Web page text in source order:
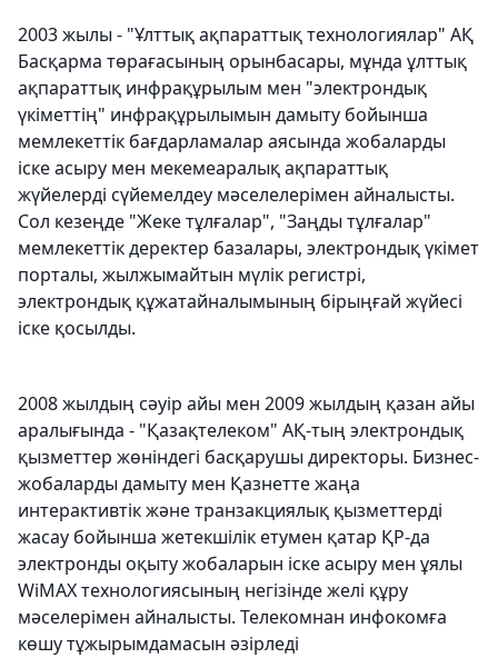
2003 жылы - "Ұлттық ақпараттық технологиялар" АҚ
Басқарма төрағасының орынбасары, мұнда ұлттық
ақпараттық инфрақұрылым мен "электрондық
үкіметтің" инфрақұрылымын дамыту бойынша
мемлекеттік бағдарламалар аясында жобаларды
іске асыру мен мекемеаралық ақпараттық
жүйелерді сүйемелдеу мәселелерімен айналысты.
Сол кезеңде "Жеке тұлғалар", "Заңды тұлғалар"
мемлекеттік деректер базалары, электрондық үкімет
порталы, жылжымайтын мүлік регистрі,
электрондық құжатайналымының бірыңғай жүйесі
іске қосылды.
2008 жылдың сәуір айы мен 2009 жылдың қазан айы
аралығында - "Қазақтелеком" АҚ-тың электрондық
қызметтер жөніндегі басқарушы директоры. Бизнес-
жобаларды дамыту мен Қазнетте жаңа
интерактивтік және транзакциялық қызметтерді
жасау бойынша жетекшілік етумен қатар ҚР-да
электронды оқыту жобаларын іске асыру мен ұялы
WiMAX технологиясының негізінде желі құру
мәселерімен айналысты. Телекомнан инфокомға
көшу тұжырымдамасын әзірледі